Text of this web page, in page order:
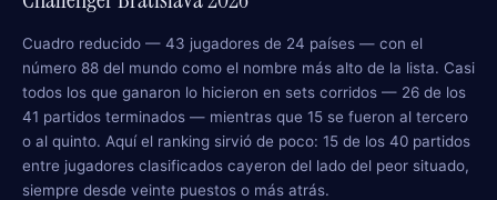
Cuadro reducido — 43 jugadores de 24 países — con el
número 88 del mundo como el nombre más alto de la lista. Casi
todos los que ganaron lo hicieron en sets corridos — 26 de los
41 partidos terminados — mientras que 15 se fueron al tercero
o al quinto. Aquí el ranking sirvió de poco: 15 de los 40 partidos
entre jugadores clasificados cayeron del lado del peor situado,
siempre desde veinte puestos o más atrás.